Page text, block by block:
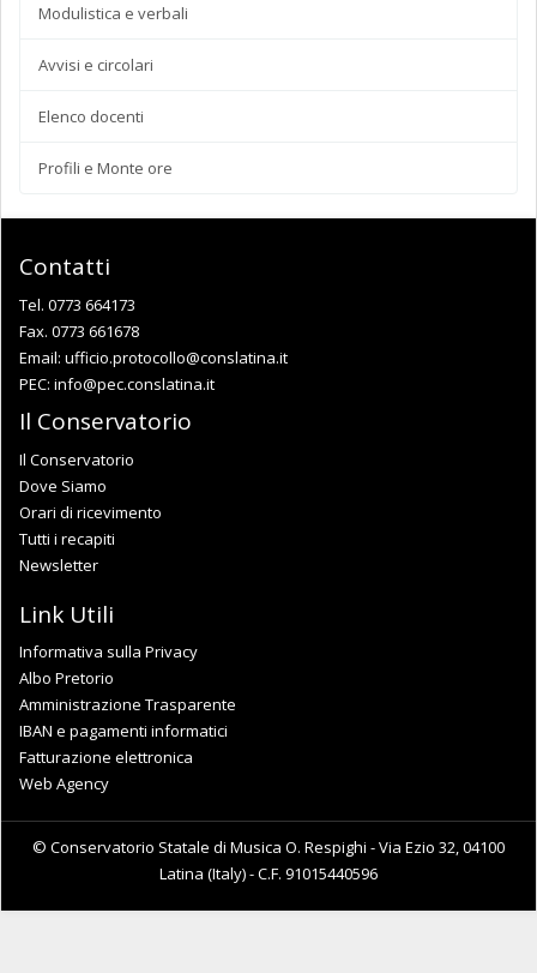
Modulistica e verbali
Avvisi e circolari
Elenco docenti
Profili e Monte ore
Contatti
Tel. 0773 664173
Fax. 0773 661678
Email: ufficio.protocollo@conslatina.it
PEC: info@pec.conslatina.it
Il Conservatorio
Il Conservatorio
Dove Siamo
Orari di ricevimento
Tutti i recapiti
Newsletter
Link Utili
Informativa sulla Privacy
Albo Pretorio
Amministrazione Trasparente
IBAN e pagamenti informatici
Fatturazione elettronica
Web Agency
© Conservatorio Statale di Musica O. Respighi - Via Ezio 32, 04100
Latina (Italy) - C.F. 91015440596